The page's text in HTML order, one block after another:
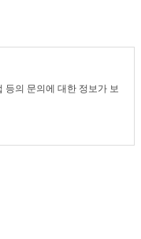
등의 문의에 대한 정보가 보